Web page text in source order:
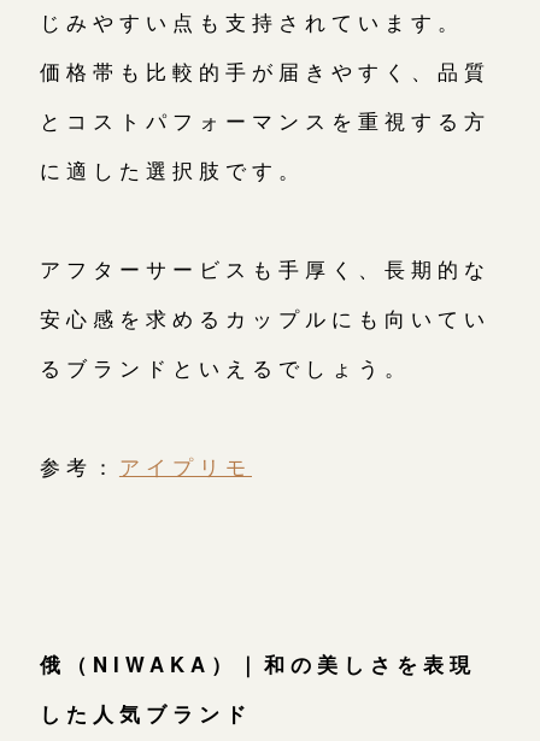
じみやすい点も支持されています。
価格帯も比較的手が届きやすく、品質
とコストパフォーマンスを重視する方
に適した選択肢です。
アフターサービスも手厚く、長期的な
安心感を求めるカップルにも向いてい
るブランドといえるでしょう。
参考： アイプリモ
俄（NIWAKA）｜和の美しさを表現
した人気ブランド